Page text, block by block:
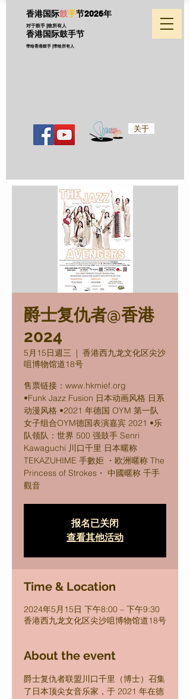
香港国际鼓手节2026年
对于鼓手 |致所有人
香港国际鼓手节
带给香港鼓手 |带给所有人
关于
爵士复仇者@香港
2024
5月15日週三
  |
香港西九龙文化区尖沙
咀博物馆道18号
售票链接：www.hkmief.org
•Funk Jazz Fusion 日本动画风格 日系
动漫风格 •2021 年德国 OYM 第一队
女子组合OYM德国表演嘉宾 2021 •乐
队领队：世界 500 强鼓手 Senri
Kawaguchi 川口千里 日本暱称
TEKAZUHIME 手數姖 ・欧洲暱称 The
Princess of Strokes・ 中國暱称 千手
觀音
报名已关闭
查看其他活动
Time & Location
2024年5月15日 下午8:00 – 下午9:30
香港西九龙文化区尖沙咀博物馆道18号
About the event
爵士复仇者联盟川口千里（博士）召集
了日本顶尖女音乐家，于 2021 年在德